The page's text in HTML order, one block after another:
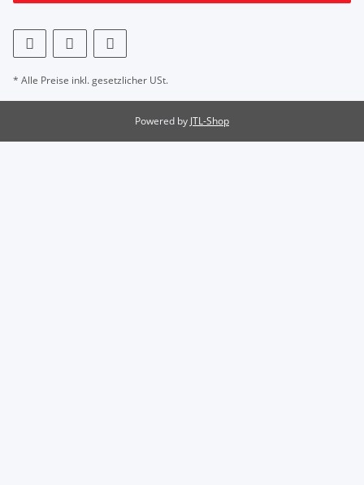
* Alle Preise inkl. gesetzlicher USt.
Powered by JTL-Shop